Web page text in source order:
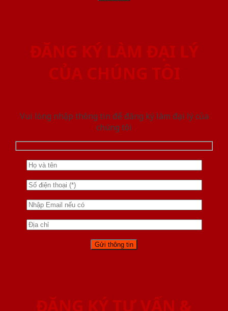
ĐĂNG KÝ LÀM ĐẠI LÝ
CỦA CHÚNG TÔI
Vui lòng nhập thông tin để đăng ký làm đại lý của
chúng tôi
ĐĂNG KÝ TƯ VẤN &